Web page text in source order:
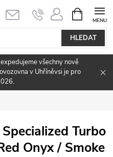
HLEDAT
NÁKUPNÍ
KOŠÍK
všechny nově
v Uhříněvsi je pro
Turbo
Onyx / Smoke